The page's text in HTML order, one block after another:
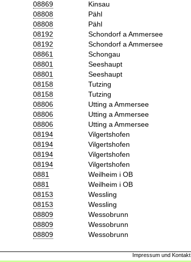
08869
Kinsau
08808
Pähl
08808
Pähl
08192
Schondorf a Ammersee
08192
Schondorf a Ammersee
08861
Schongau
08801
Seeshaupt
08801
Seeshaupt
08158
Tutzing
08158
Tutzing
08806
Utting a Ammersee
08806
Utting a Ammersee
08806
Utting a Ammersee
08194
Vilgertshofen
08194
Vilgertshofen
08194
Vilgertshofen
08194
Vilgertshofen
0881
Weilheim i OB
0881
Weilheim i OB
08153
Wessling
08153
Wessling
08809
Wessobrunn
08809
Wessobrunn
08809
Wessobrunn
Impressum und Kontakt